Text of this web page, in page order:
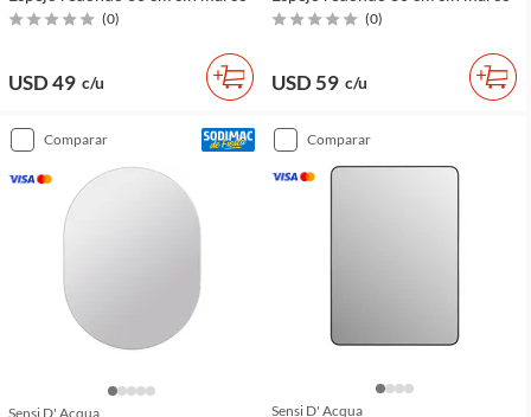
(0)
USD 49 c/u
(0)
USD 59 c/u
comparar
Sensi D' Acqua
comparar
Sensi D' Acqua